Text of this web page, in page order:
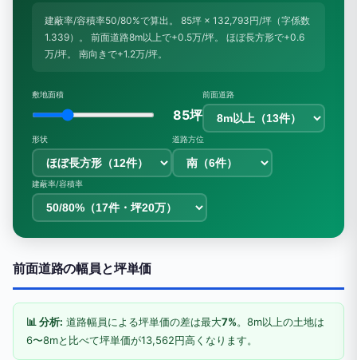
建蔽率/容積率50/80%で算出。 85坪 × 132,793円/坪（字係数
1.339）。 前面道路8m以上で+0.5万/坪。 ほぼ長方形で+0.6
万/坪。 南向きで+1.2万/坪。
敷地面積
85坪
前面道路
形状 道路方位
建蔽率/容積率
前面道路の幅員と坪単価
📊 分析: 道路幅員による坪単価の差は最大7%。8m以上の土地は
6〜8mと比べて坪単価が13,562円高くなります。